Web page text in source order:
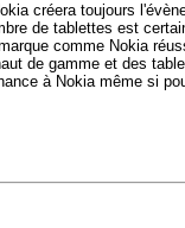
créera toujours
de tablettes est
comme Nokia
de gamme et des
à Nokia même si